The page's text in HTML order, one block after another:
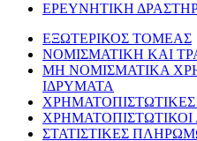
ΕΡΕΥΝΗΤΙΚΗ
ΕΞΩΤΕΡΙΚΟΣ ΤΟΜΕΑΣ
ΝΟΜΙΣΜΑΤΙΚΗ ΚΑΙ
ΜΗ ΝΟΜΙΣΜΑΤΙΚΑ
ΙΔΡΥΜΑΤΑ
ΧΡΗΜΑΤΟΠΙΣΤΩΤΙΚΟΙ
ΣΤΑΤΙΣΤΙΚΕΣ